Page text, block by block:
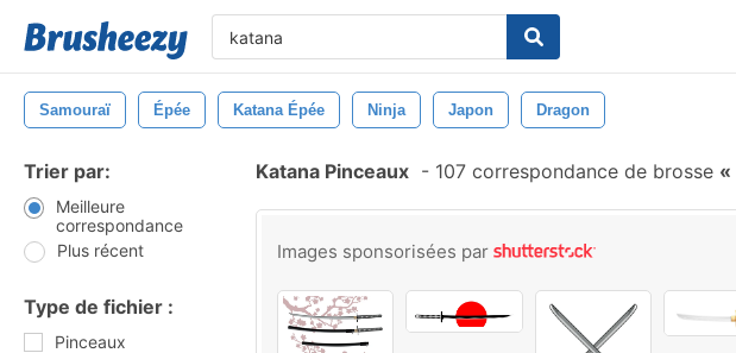
Samouraï Épée Katana Épée Ninja Japon Dragon
Trier par:
Meilleure
correspondance
Plus récent
Type de fichier :
Pinceaux
Katana Pinceaux - 107 correspondance de brosse
Images sponsorisées par